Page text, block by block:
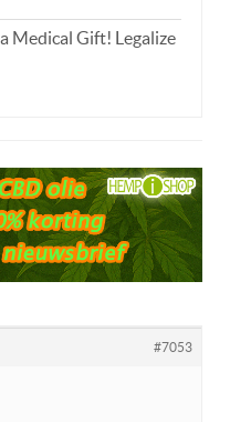
Medical Gift! Legalize
#7053